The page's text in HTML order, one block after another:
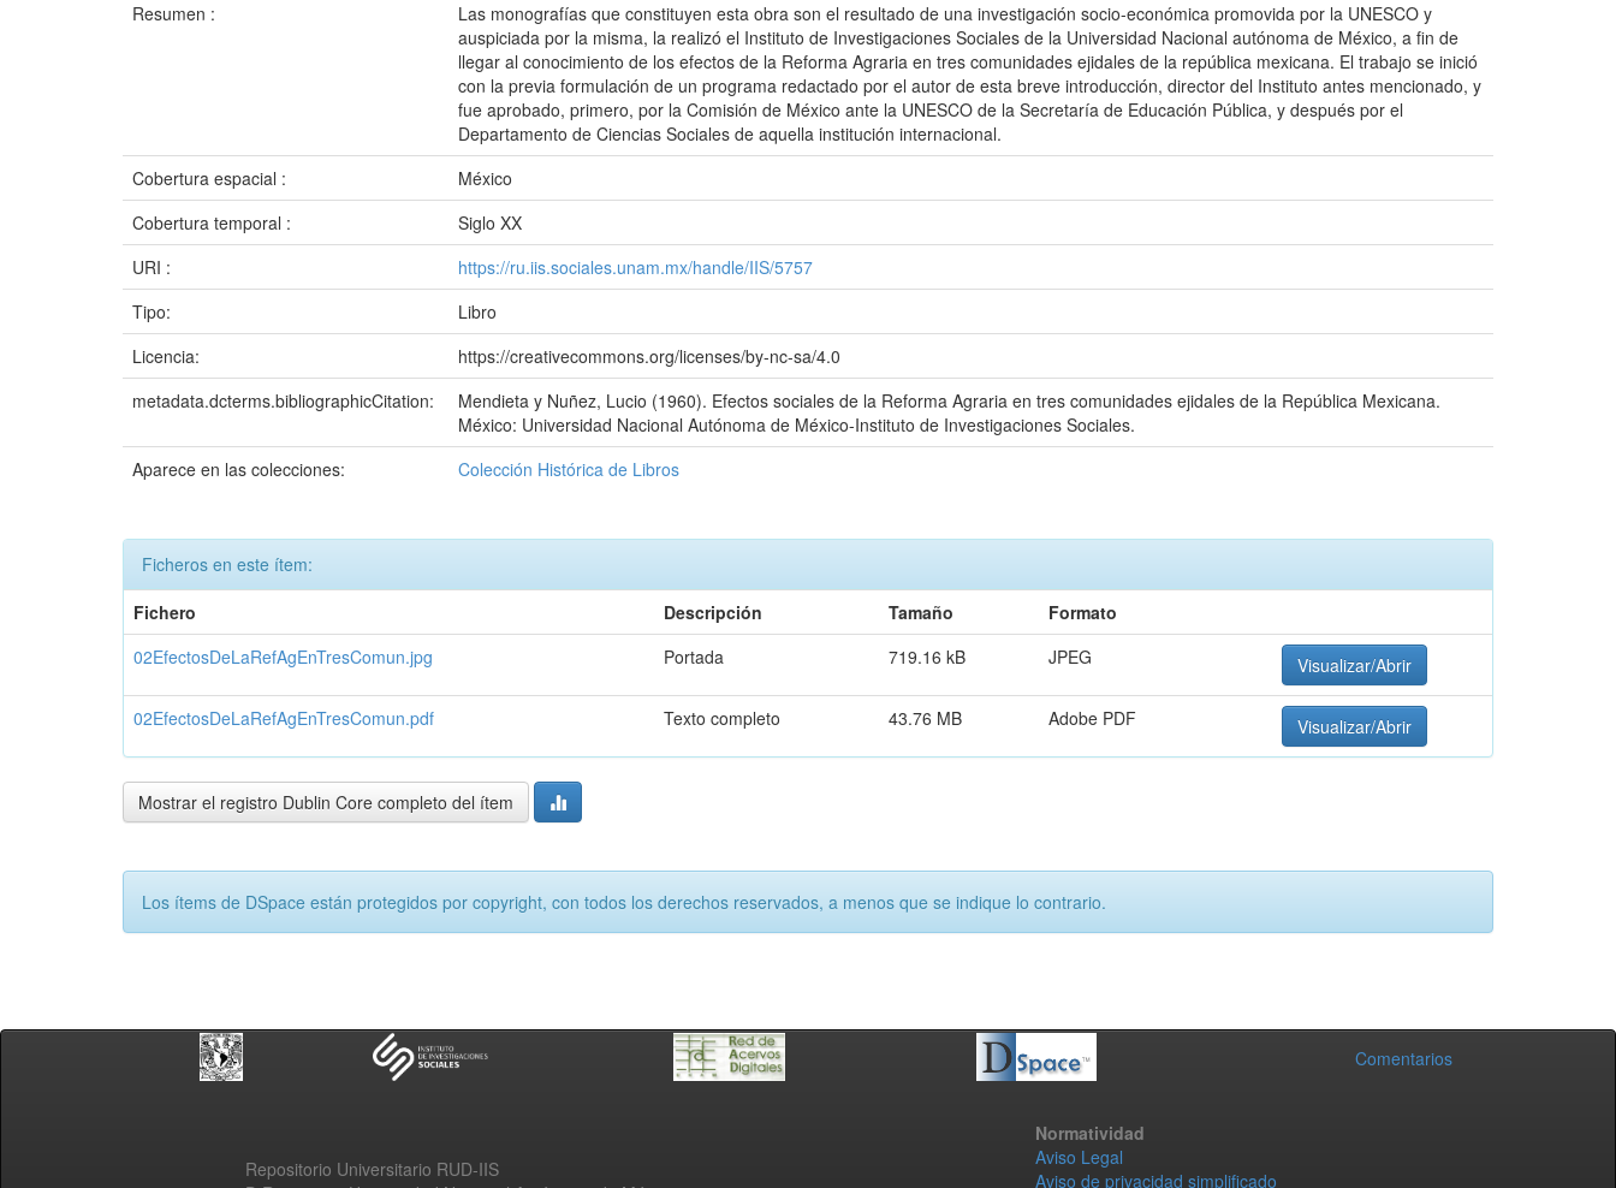
Resumen :
Las monografías que constituyen esta obra son el resultado de una investigación socio-económica promovida por la UNESCO y
auspiciada por la misma, la realizó el Instituto de Investigaciones Sociales de la Universidad Nacional autónoma de México, a fin de
llegar al conocimiento de los efectos de la Reforma Agraria en tres comunidades ejidales de la república mexicana. El trabajo se inició
con la previa formulación de un programa redactado por el autor de esta breve introducción, director del Instituto antes mencionado, y
fue aprobado, primero, por la Comisión de México ante la UNESCO de la Secretaría de Educación Pública, y después por el
Departamento de Ciencias Sociales de aquella institución internacional.
Cobertura espacial :
México
Cobertura temporal :
Siglo XX
URI :
https://ru.iis.sociales.unam.mx/handle/IIS/5757
Tipo:
Libro
Licencia:
https://creativecommons.org/licenses/by-nc-sa/4.0
metadata.dcterms.bibliographicCitation:
Mendieta y Nuñez, Lucio (1960). Efectos sociales de la Reforma Agraria en tres comunidades ejidales de la República Mexicana.
México: Universidad Nacional Autónoma de México-Instituto de Investigaciones Sociales.
Aparece en las colecciones:
Colección Histórica de Libros
Ficheros en este ítem:
Fichero
Descripción Tamaño
Formato
02EfectosDeLaRefAgEnTresComun.jpg
Portada 719.16 kB JPEG Visualizar/Abrir
02EfectosDeLaRefAgEnTresComun.pdf Texto completo 43.76 MB Adobe PDF Visualizar/Abrir
Mostrar el registro Dublin Core completo del ítem
Los ítems de DSpace están protegidos por copyright, con todos los derechos reservados, a menos que se indique lo contrario.
Comentarios
Repositorio Universitario RUD-IIS
Normatividad
Aviso Legal
Aviso de privacidad simplificado